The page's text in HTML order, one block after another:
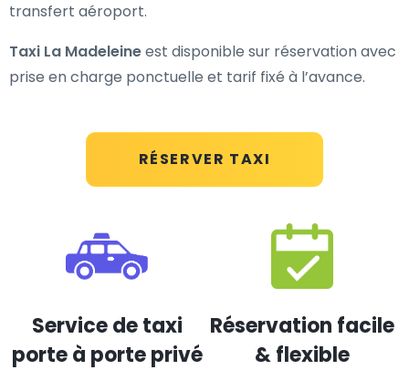
RÉSERVER TAXI
transfert aéroport.
Taxi La Madeleineest disponible sur réservation avec
prise en charge ponctuelle et tarif fixé à l’avance.
Service de taxi
porte à porte privé
Réservation facile
& flexible